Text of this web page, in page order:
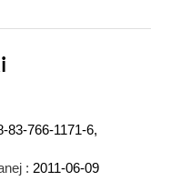
83-766-1171-6,
: 2011-06-09